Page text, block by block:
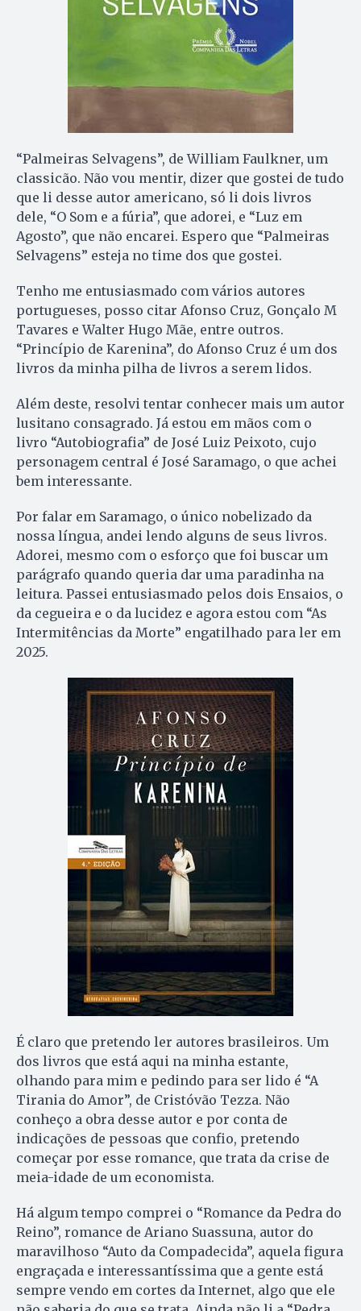
“Palmeiras Selvagens”, de William Faulkner, um
classicão. Não vou mentir, dizer que gostei de tudo
que li desse autor americano, só li dois livros
dele, “O Som e a fúria”, que adorei, e “Luz em
Agosto”, que não encarei. Espero que “Palmeiras
Selvagens” esteja no time dos que gostei.
Tenho me entusiasmado com vários autores
portugueses, posso citar Afonso Cruz, Gonçalo M
Tavares e Walter Hugo Mãe, entre outros.
“Princípio de Karenina”, do Afonso Cruz é um dos
livros da minha pilha de livros a serem lidos.
Além deste, resolvi tentar conhecer mais um autor
lusitano consagrado. Já estou em mãos com o
livro “Autobiografia” de José Luiz Peixoto, cujo
personagem central é José Saramago, o que achei
bem interessante.
Por falar em Saramago, o único nobelizado da
nossa língua, andei lendo alguns de seus livros.
Adorei, mesmo com o esforço que foi buscar um
parágrafo quando queria dar uma paradinha na
leitura. Passei entusiasmado pelos dois Ensaios, o
da cegueira e o da lucidez e agora estou com “As
Intermitências da Morte” engatilhado para ler em
2025.
É claro que pretendo ler autores brasileiros. Um
dos livros que está aqui na minha estante,
olhando para mim e pedindo para ser lido é “A
Tirania do Amor”, de Cristóvão Tezza. Não
conheço a obra desse autor e por conta de
indicações de pessoas que confio, pretendo
começar por esse romance, que trata da crise de
meia-idade de um economista.
Há algum tempo comprei o “Romance da Pedra do
Reino”, romance de Ariano Suassuna, autor do
maravilhoso “Auto da Compadecida”, aquela figura
engraçada e interessantíssima que a gente está
sempre vendo em cortes da Internet, algo que ele